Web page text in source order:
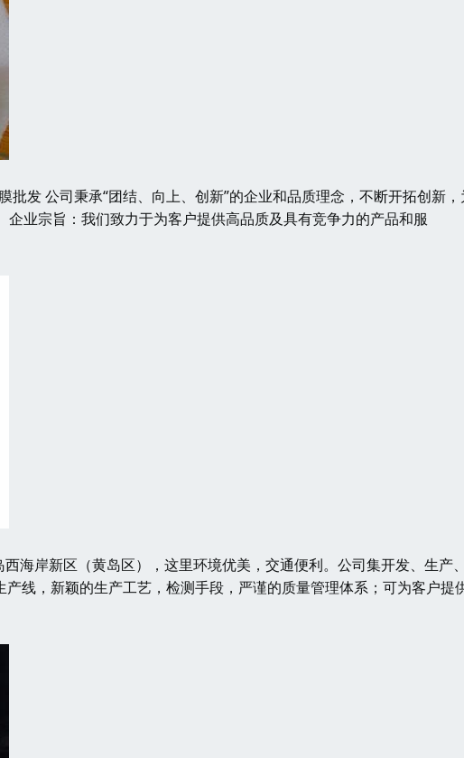
批发 公司秉承“团结、向上、创新”的企业和品质理念，不断开拓创新
业宗旨：我们致力于为客户提供高品质及具有竞争力的产品和服
海岸新区（黄岛区），这里环境优美，交通便利。公司集开发、生产
线，新颖的生产工艺，检测手段，严谨的质量管理体系；可为客户提